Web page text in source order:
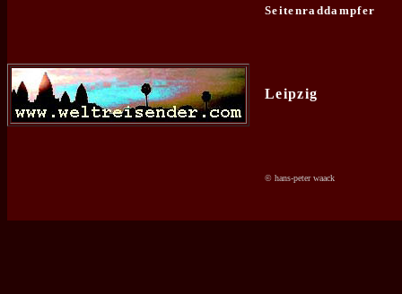
Seitenraddampfer
Leipzig
© hans-peter waack